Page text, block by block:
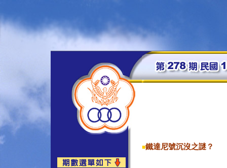
■鐵達尼號沉沒之謎？